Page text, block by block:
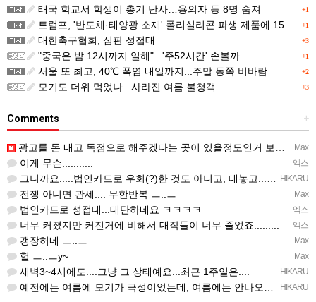
+1
태국 학교서 학생이 총기 난사…용의자 등 8명 숨져
+1
트럼프, '반도체·태양광 소재' 폴리실리콘 파생 제품에 15% 관세...한국 기업도 영향
+3
대한축구협회, 심판 성접대
+1
"중국은 밤 12시까지 일해"...'주52시간' 손볼까
+2
서울 또 최고, 40℃ 폭염 내일까지...주말 동쪽 비바람
+3
모기도 더위 먹었나...사라진 여름 불청객
+
Comments
Max
광고를 돈 내고 독점으로 해주겠다는 곳이 있을정도인거 보면 어마어마한 게임은 맞는듯 ㅡ..ㅡ... 여태까지 …
엑스
이게 무슨...........
HIKARU
그니까요.....법인카드로 우회(?)한 것도 아니고, 대놓고...ㅋ ㅋ)
Max
전쟁 아니면 관세.... 무한반복 ㅡ..ㅡ
엑스
법인카드로 성접대...대단하네요 ㅋㅋㅋㅋ
엑스
너무 커졌지만 커진거에 비해서 대작들이 너무 줄었죠.........
Max
갱장허네 ㅡ..ㅡ
Max
헐 ㅡ..ㅡy~
HIKARU
새벽3~4시에도....그냥 그 상태예요...최근 1주일은....
HIKARU
예전에는 여름에 모기가 극성이었는데, 여름에는 안나오는 것 같은.....ㅎ ㅎ)